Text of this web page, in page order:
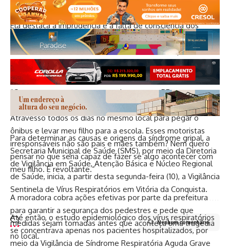
Ela destaca a imprudência e a falta de consciência dos
motoristas, que trafegam em alta velocidade, como se
estivessem em uma rodovia, desconsiderando que se trata
de um perímetro urbano.
“Os carros passam como se estivessem na BR, sem pensar
que ali é uma área urbana, com circulação de pedestres.
Atravesso todos os dias no mesmo local para pegar o
ônibus e levar meu filho para a escola. Esses motoristas
irresponsáveis não são pais e mães também? Nem quero
pensar no que seria capaz de fazer se algo acontecer com
meu filho. É revoltante.”
A moradora cobra ações efetivas por parte da prefeitura
para garantir a segurança dos pedestres e pede que
medidas sejam tomadas antes que aconteça uma tragédia
no local.
Para determinar as causas e origens da síndrome gripal, a
Secretaria Municipal de Saúde (SMS), por meio da Diretoria
de Vigilância em Saúde, Atenção Básica e Núcleo Regional
de Saúde, inicia, a partir desta segunda-feira (10), a Vigilância
Sentinela de Vírus Respiratórios em Vitória da Conquista.
Até então, o estudo epidemiológico dos vírus respiratórios
se concentrava apenas nos pacientes hospitalizados, por
meio da Vigilância de Síndrome Respiratória Aguda Grave
Nenhum comentário